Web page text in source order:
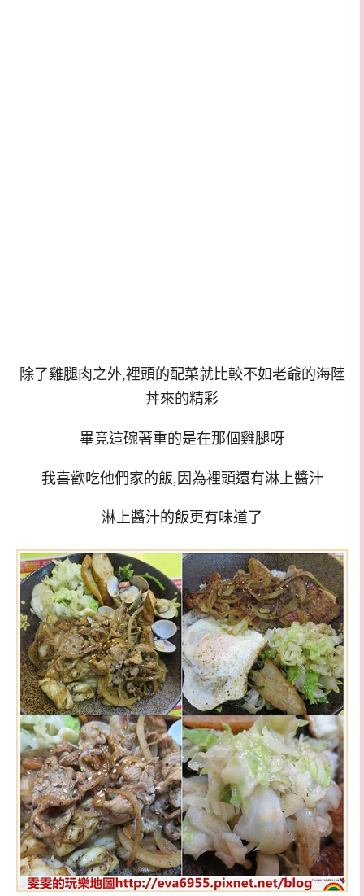
除了雞腿肉之外,裡頭的配菜就比較不如老爺的海陸
丼來的精彩
畢竟這碗著重的是在那個雞腿呀
我喜歡吃他們家的飯,因為裡頭還有淋上醬汁
淋上醬汁的飯更有味道了